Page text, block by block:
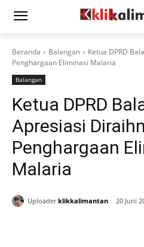
Beranda Balangan
Ketua DPRD
Penghargaan Eliminasi Malaria
Balangan
Ketua DPRD
Apresiasi
Penghargaan
Malaria
Uploader klikkalimantan 20 Juni